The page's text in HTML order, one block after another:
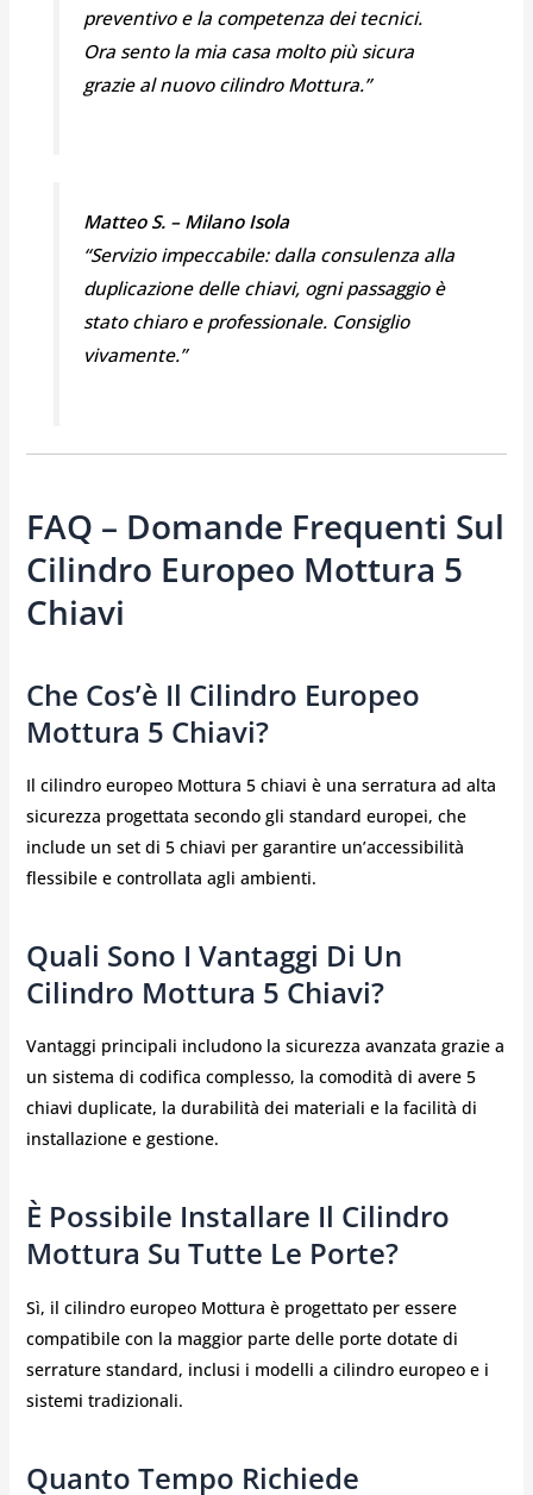
preventivo e la competenza dei tecnici.
Ora sento la mia casa molto più sicura
grazie al nuovo cilindro Mottura.”
Matteo S. – Milano Isola
“Servizio impeccabile: dalla consulenza alla
duplicazione delle chiavi, ogni passaggio è
stato chiaro e professionale. Consiglio
vivamente.”
FAQ – Domande Frequenti Sul
Cilindro Europeo Mottura 5
Chiavi
Che Cos’è Il Cilindro Europeo
Mottura 5 Chiavi?
Il cilindro europeo Mottura 5 chiavi è una serratura ad alta
sicurezza progettata secondo gli standard europei, che
include un set di 5 chiavi per garantire un’accessibilità
flessibile e controllata agli ambienti.
Quali Sono I Vantaggi Di Un
Cilindro Mottura 5 Chiavi?
Vantaggi principali includono la sicurezza avanzata grazie a
un sistema di codifica complesso, la comodità di avere 5
chiavi duplicate, la durabilità dei materiali e la facilità di
installazione e gestione.
È Possibile Installare Il Cilindro
Mottura Su Tutte Le Porte?
Sì, il cilindro europeo Mottura è progettato per essere
compatibile con la maggior parte delle porte dotate di
serrature standard, inclusi i modelli a cilindro europeo e i
sistemi tradizionali.
Quanto Tempo Richiede